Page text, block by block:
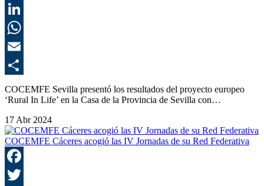
COCEMFE Sevilla presentó los resultados del proyecto europeo
‘Rural In Life’ en la Casa de la Provincia de Sevilla con…
17 Abr 2024
COCEMFE Cáceres acogió las IV Jornadas de su Red Federativa